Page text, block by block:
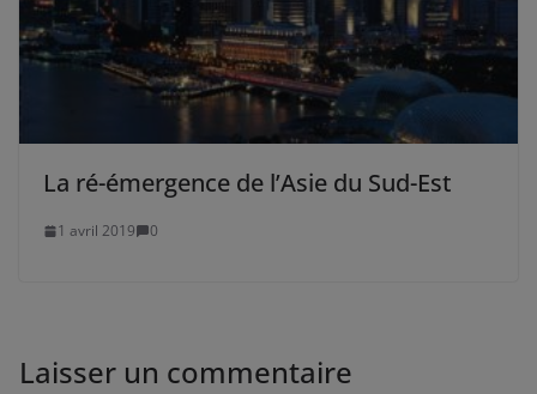
La ré-émergence de l’Asie du Sud-Est
1 avril 2019 0
Laisser un commentaire